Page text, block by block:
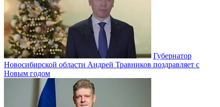
Губернатор
Новосибирской области Андрей Травников поздравляет с
Новым годом